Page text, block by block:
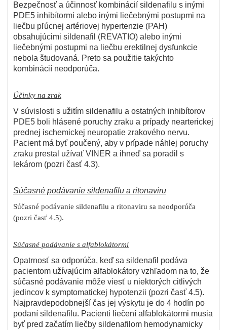
Bezpečnosť a účinnosť kombinácií sildenafilu s inými
PDE5 inhibítormi alebo inými liečebnými postupmi na
liečbu pľúcnej artériovej hypertenzie (PAH)
obsahujúcimi sildenafil (REVATIO) alebo inými
liečebnými postupmi na liečbu erektilnej dysfunkcie
nebola študovaná. Preto sa použitie takýchto
kombinácií neodporúča.
Účinky na zrak
V súvislosti s užitím sildenafilu a ostatných inhibítorov
PDE5 boli hlásené poruchy zraku a prípady nearterickej
prednej ischemickej neuropatie zrakového nervu.
Pacient má byť poučený, aby v prípade náhlej poruchy
zraku prestal užívať VINER a ihneď sa poradil s
lekárom (pozri časť 4.3).
Súčasné podávanie sildenafilu a ritonaviru
Súčasné podávanie sildenafilu a ritonaviru sa neodporúča
(pozri časť 4.5).
Súčasné podávanie s alfablokátormi
Opatrnosť sa odporúča, keď sa sildenafil podáva
pacientom užívajúcim alfablokátory vzhľadom na to, že
súčasné podávanie môže viesť u niektorých citlivých
jedincov k symptomatickej hypotenzii (pozri časť 4.5).
Najpravdepodobnejší čas jej výskytu je do 4 hodín po
podaní sildenafilu. Pacienti liečení alfablokátormi musia
byť pred začatím liečby sildenafilom hemodynamicky